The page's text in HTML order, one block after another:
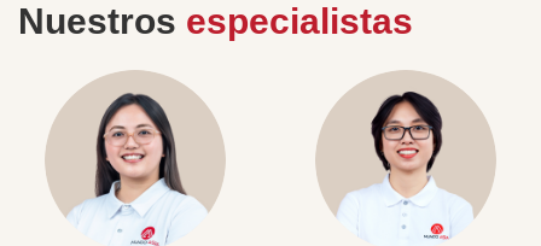
Nuestros especialistas